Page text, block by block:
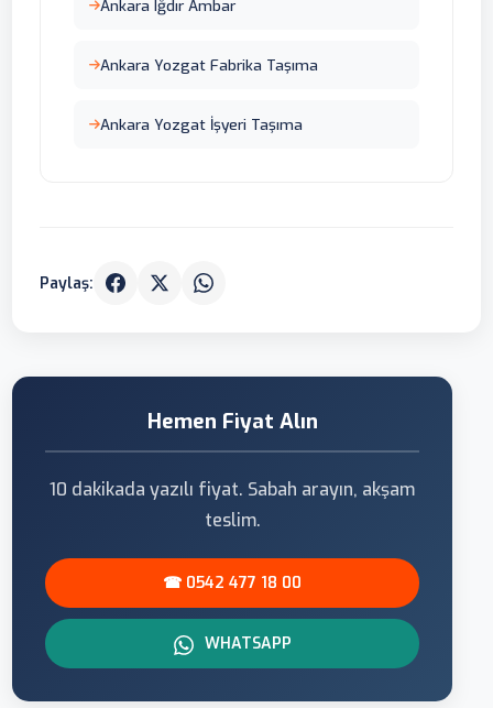
Ankara Iğdır Ambar
Ankara Yozgat Fabrika Taşıma
Ankara Yozgat İşyeri Taşıma
Paylaş:
Hemen Fiyat Alın
10 dakikada yazılı fiyat. Sabah arayın, akşam
teslim.
☎ 0542 477 18 00
WHATSAPP